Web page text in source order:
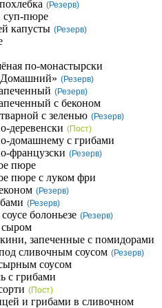
(Резерв)
суп-пюре
капусты (Резерв)
по-монастырски
(Резерв)
(Резерв)
с беконом
с зеленью (Резерв)
деревенски (Пост)
домашнему с грибами
французски (Резерв)
пюре
пюре с луком фри
(Резерв)
(Резерв)
болоньезе (Резерв)
запеченные с помидорами
сливочным соусом (Резерв)
соусом
с грибами
(Пост)
и грибами в сливочном